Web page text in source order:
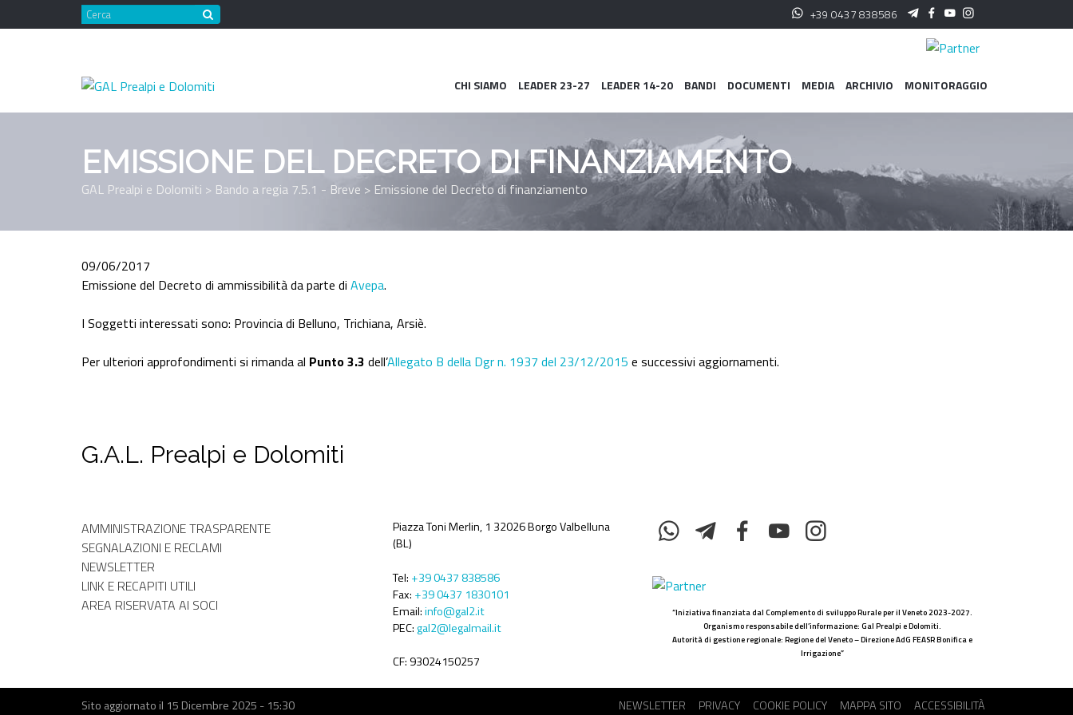
al
+39 0437 838586
CHI SIAMO LEADER 23-27 LEADER 14-20 BANDI DOCUMENTI MEDIA ARCHIVIO MONITORAGGIO
EMISSIONE DEL DECRETO DI FINANZIAMENTO
GAL Prealpi e Dolomiti > Bando a regia 7.5.1 - Breve > Emissione del Decreto di finanziamento
09/06/2017
Emissione del Decreto di ammissibilità da parte di Avepa.
I Soggetti interessati sono: Provincia di Belluno, Trichiana, Arsiè.
Per ulteriori approfondimenti si rimanda al Punto 3.3 dell’Allegato B della Dgr n. 1937 del 23/12/2015 e successivi aggiornamenti.
G.A.L. Prealpi e Dolomiti
Menù
Amministrativo
AMMINISTRAZIONE TRASPARENTE
SEGNALAZIONI E RECLAMI
NEWSLETTER
LINK E RECAPITI UTILI
AREA RISERVATA AI SOCI
Piazza Toni Merlin, 1 32026 Borgo Valbelluna
(BL)
Tel: +39 0437 838586
Fax: +39 0437 1830101
Email:info@gal2.it
PEC:gal2@legalmail.it
CF: 93024150257
“Iniziativa finanziata dal Complemento di sviluppo Rurale per il Veneto 2023-2027.
Organismo responsabile dell’informazione: Gal Prealpi e Dolomiti.
Autorità di gestione regionale: Regione del Veneto – Direzione AdG FEASR Bonifica e
Irrigazione”
Sito aggiornato il 15 Dicembre 2025 - 15:30 NEWSLETTER PRIVACY COOKIE POLICY MAPPA SITO ACCESSIBILITÀ